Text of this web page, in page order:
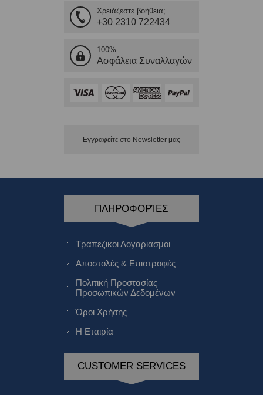
Χρειάζεστε βοήθεια;
+30 2310 722434
100%
Ασφάλεια Συναλλαγών
Εγγραφείτε στο Νewsletter μας
ΠΛΗΡΟΦΟΡΊΕΣ
Τραπεζικοι Λογαριασμοι
Αποστολές & Επιστροφές
Πολιτική Προστασίας
Προσωπικών Δεδομένων
Όροι Χρήσης
Η Εταιρία
CUSTOMER SERVICES